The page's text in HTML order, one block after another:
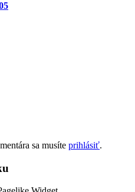
sa musíte prihlásiť.